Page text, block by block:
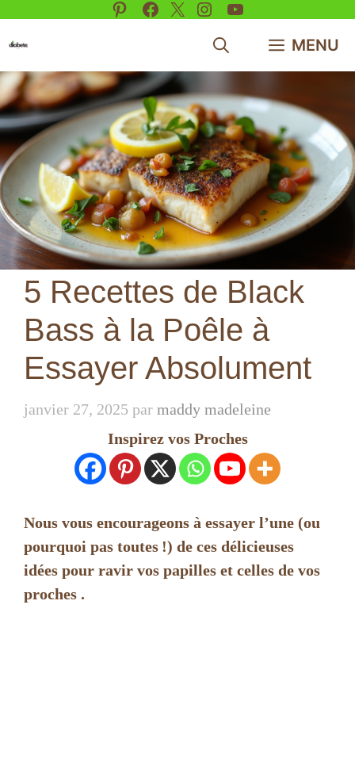
Pinterest
Facebook
X Instagram
YouTube
MENU
5 Recettes de Black
Bass à la Poêle à
Essayer Absolument
janvier 27, 2025 par maddy madeleine
Inspirez vos Proches
Nous vous encourageons à essayer l’une (ou
pourquoi pas toutes !) de ces délicieuses
idées pour ravir vos papilles et celles de vos
proches .